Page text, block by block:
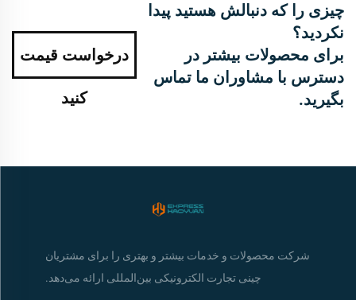
چیزی را که دنبالش هستید پیدا
نکردید؟
برای محصولات بیشتر در
دسترس با مشاوران ما تماس
بگیرید.
درخواست قیمت
کنید
شرکت محصولات و خدمات بیشتر و بهتری را برای مشتریان
چینی تجارت الکترونیکی بین‌المللی ارائه می‌دهد.